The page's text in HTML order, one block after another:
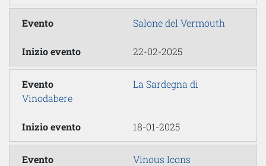
Salone del Vermouth
22-02-2025
La Sardegna di
Vinodabere
18-01-2025
Vinous Icons